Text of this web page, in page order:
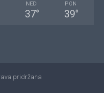
NED
37°
PON
39°
pridržana